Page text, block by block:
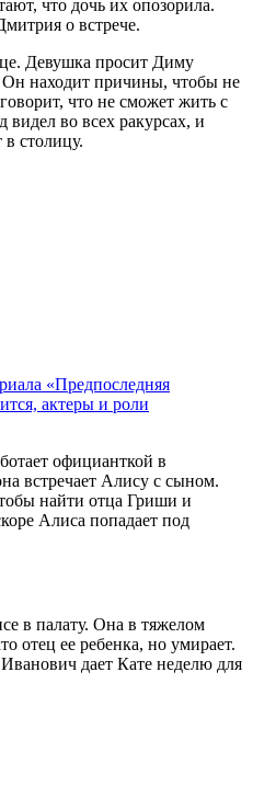
что дочь их опозорила.
о встрече.
Девушка просит Диму
Он находит причины, чтобы не
что не сможет жить с
во всех ракурсах, и
в столицу.
«Предпоследняя
актеры и роли
официанткой в
встречает Алису с сыном.
найти отца Гриши и
Алиса попадает под
в палату. Она в тяжелом
отец ее ребенка, но умирает.
дает Кате неделю для